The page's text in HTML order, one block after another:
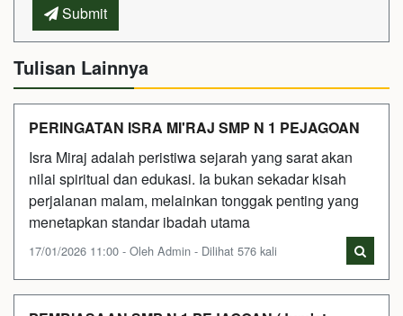
Submit
Tulisan Lainnya
PERINGATAN ISRA MI'RAJ SMP N 1 PEJAGOAN
Isra Miraj adalah peristiwa sejarah yang sarat akan
nilai spiritual dan edukasi. Ia bukan sekadar kisah
perjalanan malam, melainkan tonggak penting yang
menetapkan standar ibadah utama
17/01/2026 11:00 - Oleh Admin - Dilihat 576 kali